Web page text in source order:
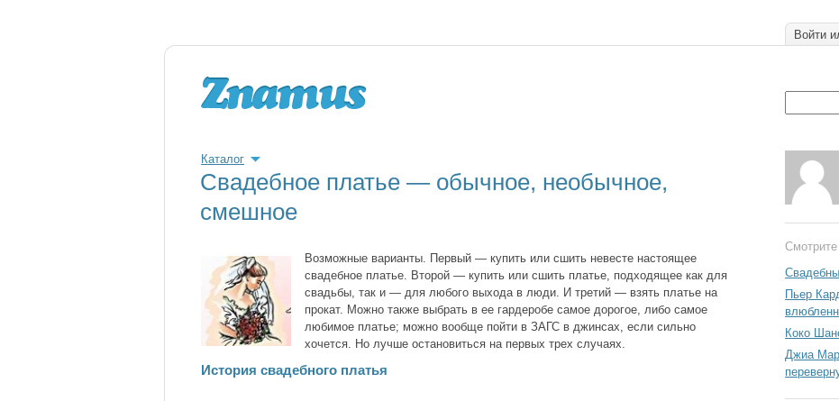
Войти
Каталог
Свадебное платье — обычное, необычное,
смешное
Возможные варианты. Первый — купить или сшить невесте настоящее
свадебное платье. Второй — купить или сшить платье, подходящее как для
свадьбы, так и — для любого выхода в люди. И третий — взять платье на
прокат. Можно также выбрать в ее гардеробе самое дорогое, либо самое
любимое платье; можно вообще пойти в ЗАГС в джинсах, если сильно
хочется. Но лучше остановиться на первых трех случаях.
История свадебного платья
Пьер
Коко
Джиа